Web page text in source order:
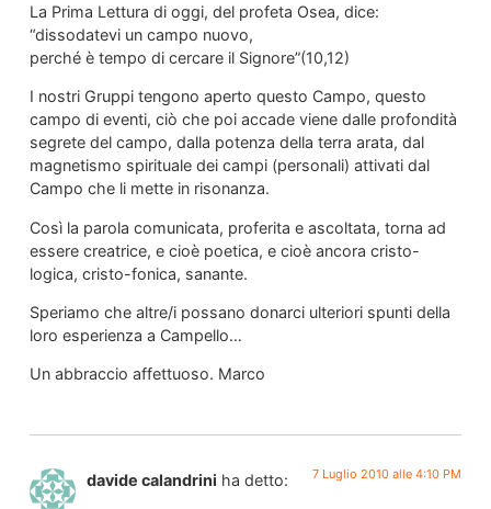
La Prima Lettura di oggi, del profeta Osea, dice:
“dissodatevi un campo nuovo,
perché è tempo di cercare il Signore”(10,12)
I nostri Gruppi tengono aperto questo Campo, questo
campo di eventi, ciò che poi accade viene dalle profondità
segrete del campo, dalla potenza della terra arata, dal
magnetismo spirituale dei campi (personali) attivati dal
Campo che li mette in risonanza.
Così la parola comunicata, proferita e ascoltata, torna ad
essere creatrice, e cioè poetica, e cioè ancora cristo-
logica, cristo-fonica, sanante.
Speriamo che altre/i possano donarci ulteriori spunti della
loro esperienza a Campello…
Un abbraccio affettuoso. Marco
davide calandrini ha detto: 7 Luglio 2010 alle 4:10 PM